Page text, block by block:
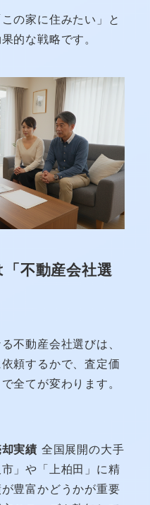
の家に住みたい」と
的な戦略です。
不動産会社選
不動産会社選びは、
頼するかで、査定価
全てが変わります。
実績 全国展開の大手
」や「上柏田」に精
豊富かどうかが重要